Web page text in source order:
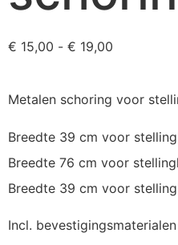
€ 15,00 - € 19,00
Metalen schoring voor
Breedte 39 cm voor
Breedte 76 cm voor
Breedte 39 cm voor
Incl. bevestigingsmaterialen